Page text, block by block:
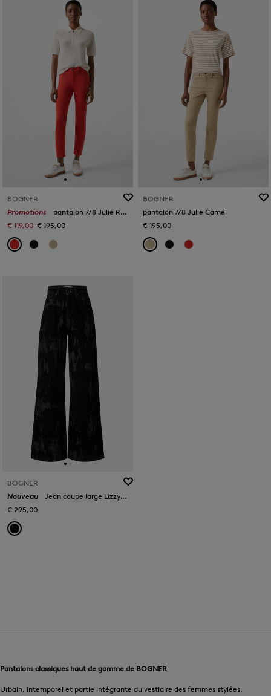
BOGNER
Promotions
pantalon 7/8 Julie Rouge
€ 119,00 € 195,00
BOGNER
pantalon 7/8 Julie Camel
€ 195,00
BOGNER
Nouveau
Jean coupe large Lizzy Noir
€ 295,00
Pantalons classiques haut de gamme de BOGNER
Urbain, intemporel et partie intégrante du vestiaire des femmes stylées.